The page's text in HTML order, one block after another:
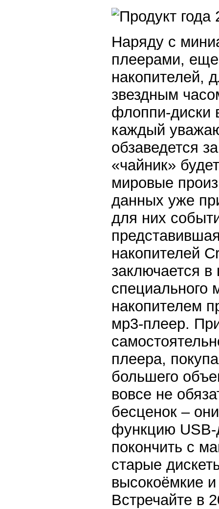
Наряду с
плеерами,
накопителей,
звездным
флоппи-диски
каждый
обзаведется
«чайник»
мировые
данных уже
для них
накопителей
заключается
специального
накопителем
мр3-плеер.
плеера,
большего
вовсе не
бесценок –
функцию USB-
покончить с
старые
высокоёмкие
Встречайте в